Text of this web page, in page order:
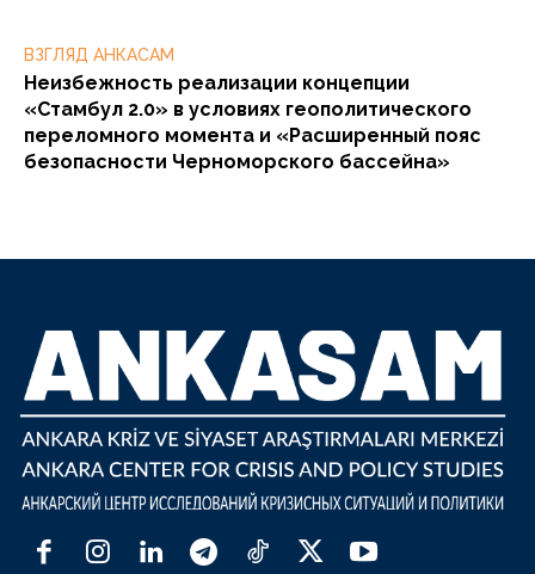
ВЗГЛЯД АНКАСАМ
Неизбежность реализации концепции
«Стамбул 2.0» в условиях геополитического
переломного момента и «Расширенный пояс
безопасности Черноморского бассейна»